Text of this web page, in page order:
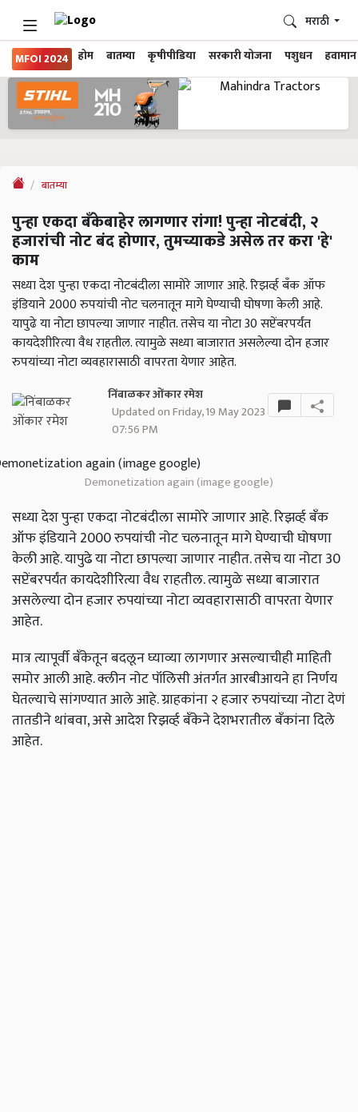
MFOI 2024 होम बातम्या कृषीपीडिया सरकारी योजना पशुधन हवामान
मराठी
बातम्या
पुन्हा एकदा बँकेबाहेर लागणार रांगा! पुन्हा नोटबंदी, २
हजारांची नोट बंद होणार, तुमच्याकडे असेल तर करा 'हे'
काम
सध्या देश पुन्हा एकदा नोटबंदीला सामोरे जाणार आहे. रिझर्व्ह बँक ऑफ
इंडियाने 2000 रुपयांची नोट चलनातून मागे घेण्याची घोषणा केली आहे.
यापुढे या नोटा छापल्या जाणार नाहीत. तसेच या नोटा 30 सप्टेंबरपर्यंत
कायदेशीरित्या वैध राहतील. त्यामुळे सध्या बाजारात असलेल्या दोन हजार
रुपयांच्या नोटा व्यवहारासाठी वापरता येणार आहेत.
निंबाळकर ओंकार रमेश
Updated on Friday, 19 May 2023
07:56 PM
Demonetization again (image google)
सध्या देश पुन्हा एकदा नोटबंदीला सामोरे जाणार आहे. रिझर्व्ह बँक
ऑफ इंडियाने 2000 रुपयांची नोट चलनातून मागे घेण्याची घोषणा
केली आहे. यापुढे या नोटा छापल्या जाणार नाहीत. तसेच या नोटा 30
सप्टेंबरपर्यंत कायदेशीरित्या वैध राहतील. त्यामुळे सध्या बाजारात
असलेल्या दोन हजार रुपयांच्या नोटा व्यवहारासाठी वापरता येणार
आहेत.
मात्र त्यापूर्वी बँकेतून बदलून घ्याव्या लागणार असल्याचीही माहिती
समोर आली आहे. क्लीन नोट पॉलिसी अंतर्गत आरबीआयने हा निर्णय
घेतल्याचे सांगण्यात आले आहे. ग्राहकांना २ हजार रुपयांच्या नोटा देणं
तातडीने थांबवा, असे आदेश रिझर्व्ह बँकेने देशभरातील बँकांना दिले
आहेत.